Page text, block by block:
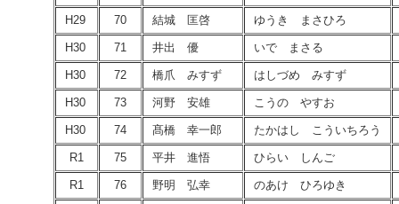
H29 70 結城 匡啓 ゆうき まさひろ
H30 71 井出 優 いで まさる
H30 72 橋爪 みすず はしづめ みすず
H30 73 河野 安雄 こうの やすお
H30 74 髙橋 幸一郎 たかはし こういちろう
R1 75 平井 進悟 ひらい しんご
R1 76 野明 弘幸 のあけ ひろゆき